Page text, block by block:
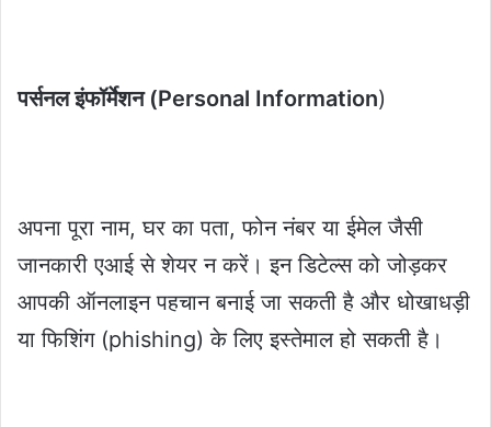
पर्सनल इंफॉर्मेशन (Personal Information)
अपना पूरा नाम, घर का पता, फोन नंबर या ईमेल जैसी
जानकारी एआई से शेयर न करें। इन डिटेल्स को जोड़कर
आपकी ऑनलाइन पहचान बनाई जा सकती है और धोखाधड़ी
या फिशिंग (phishing) के लिए इस्तेमाल हो सकती है।